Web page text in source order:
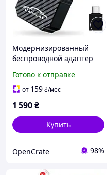
Модернизированный
беспроводной адаптер
преобразующий
заводской проводной
Готово к отправке
от 159₴/мес
1 590₴
Купить
OpenCrate 98%